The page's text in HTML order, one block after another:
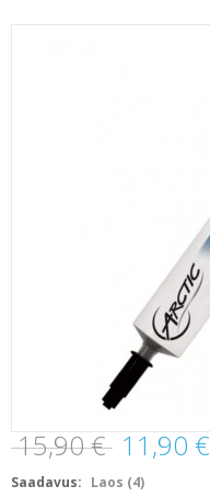
15,90 € 11,90 €
Saadavus: Laos (4)